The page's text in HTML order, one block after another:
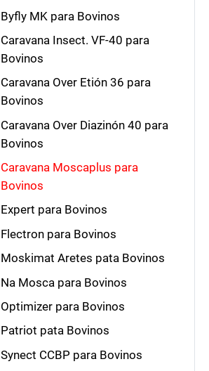
Byfly MK para Bovinos
Caravana Insect. VF-40 para
Bovinos
Caravana Over Etión 36 para
Bovinos
Caravana Over Diazinón 40 para
Bovinos
Caravana Moscaplus para
Bovinos
Expert para Bovinos
Flectron para Bovinos
Moskimat Aretes pata Bovinos
Na Mosca para Bovinos
Optimizer para Bovinos
Patriot pata Bovinos
Synect CCBP para Bovinos